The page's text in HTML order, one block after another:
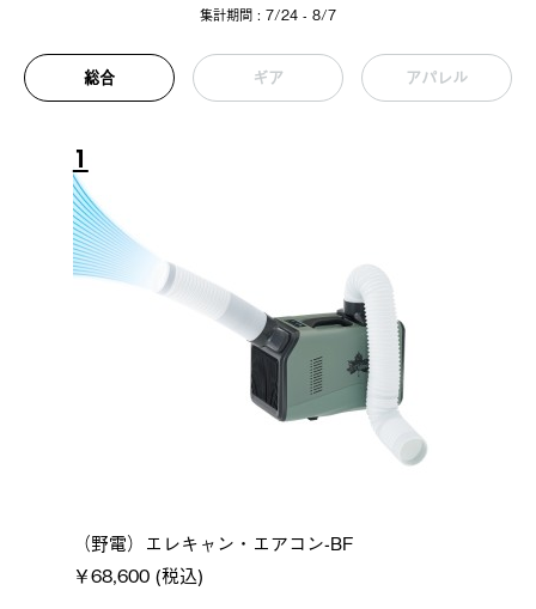
集計期間 : 7/24 - 8/7
総合 ギア アパレル
1
（野電）エレキャン・エアコン-BF
￥68,600 (税込)